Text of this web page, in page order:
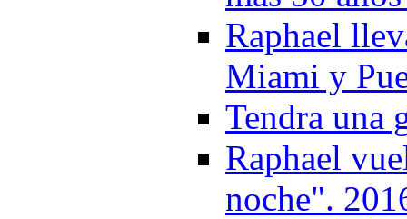
Raphael
Miami y
Tendra una
Raphael
noche".